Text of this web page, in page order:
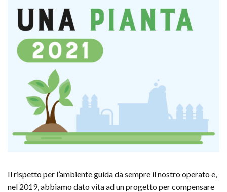
Il rispetto per l’ambiente guida da sempre il nostro operato e,
nel 2019, abbiamo dato vita ad un progetto per compensare